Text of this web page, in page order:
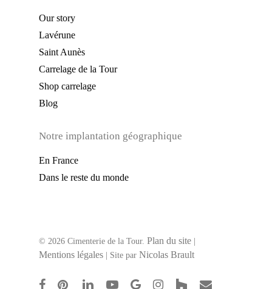
Our story
Lavérune
Saint Aunès
Carrelage de la Tour
Shop carrelage
Blog
Notre implantation géographique
En France
Dans le reste du monde
© 2026 Cimenterie de la Tour. Plan du site
Mentions légales | Site par Nicolas Brault
facebookpinterestlinkedinyoutubegoogle-instagram
houzz email